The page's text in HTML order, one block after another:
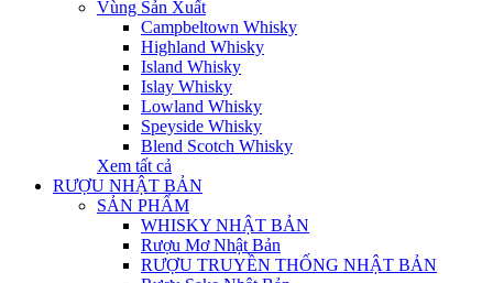
Vùng Sản Xuất
Campbeltown Whisky
Highland Whisky
Island Whisky
Islay Whisky
Lowland Whisky
Speyside Whisky
Blend Scotch Whisky
Xem tất cả
RƯỢU NHẬT BẢN
SẢN PHẨM
WHISKY NHẬT BẢN
Rượu Mơ Nhật Bản
RƯỢU TRUYỀN THỐNG NHẬT BẢN